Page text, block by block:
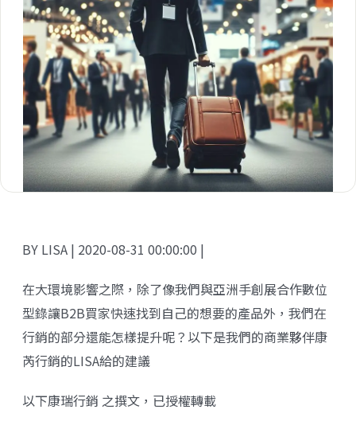
BY LISA | 2020-08-31 00:00:00 |
在大環境影響之際，除了像我們與亞洲手創展合作數位
型錄讓B2B買家快速找到自己的想要的產品外，我們在
行銷的部分還能怎樣提升呢？以下是我們的商業夥伴康
芮行銷的LISA給的建議
以下康瑞行銷 之撰文，已授權轉載